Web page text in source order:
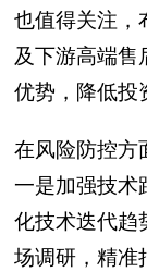
也值得关注，
及下游高端售
优势，降低投
在风险防控方
一是加强技术
化技术迭代趋
场调研，精准